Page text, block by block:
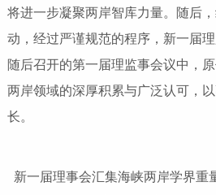
将进一步凝聚两岸智库力量。随后
动，经过严谨规范的程序，新一届
随后召开的第一届理监事会议中，
两岸领域的深厚积累与广泛认可，
长。
新一届理事会汇集海峡两岸学界重